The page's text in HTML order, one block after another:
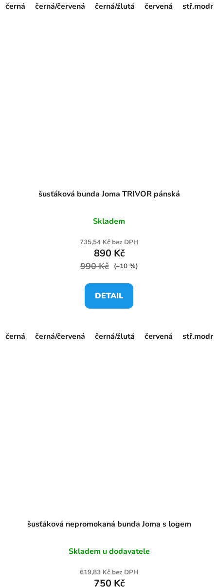
černá černá/červená černá/žlutá červená stř.modrá
šusťáková bunda Joma TRIVOR pánská
Skladem
735,54 Kč bez DPH
890 Kč
990 Kč (–10 %)
DETAIL
černá černá/červená černá/žlutá červená stř.modrá
šusťáková nepromokaná bunda Joma s logem
Skladem u dodavatele
619,83 Kč bez DPH
750 Kč